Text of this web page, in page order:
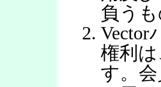
負う
Vector
権利
す。